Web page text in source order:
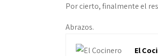
Por cierto, finalmente el
Abrazos.
El